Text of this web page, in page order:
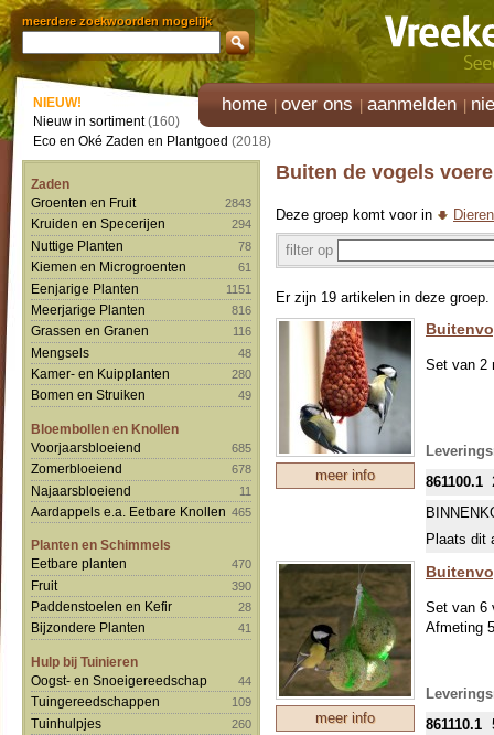
meerdere zoekwoorden mogelijk
home over ons aanmelden
NIEUW!
Nieuw in sortiment(160)
Eco en Oké Zaden en Plantgoed (2018)
Zaden
Groenten en Fruit
2843
Kruiden en Specerijen 294
Nuttige Planten 78
Kiemen en Microgroenten 61
Eenjarige Planten 1151
Meerjarige Planten 816
Grassen en Granen 116
Mengsels 48
Kamer- en Kuipplanten 280
Bomen en Struiken 49
Bloembollen en Knollen
Voorjaarsbloeiend
685
Zomerbloeiend 678
Najaarsbloeiend 11
Aardappels e.a. Eetbare Knollen 465
Planten en Schimmels
Eetbare planten
470
Fruit 390
Paddenstoelen en Kefir 28
Bijzondere Planten 41
Hulp bij Tuinieren
Oogst- en Snoeigereedschap
44
Tuingereedschappen 109
Tuinhulpjes 260
Buiten de vogels
Deze groep komt voor in
filter op
Er zijn 19 artikelen in deze groep.
meer info
Set van 2
861100.1
Plaats dit
meer info
Set van 6
Afmeting
861110.1